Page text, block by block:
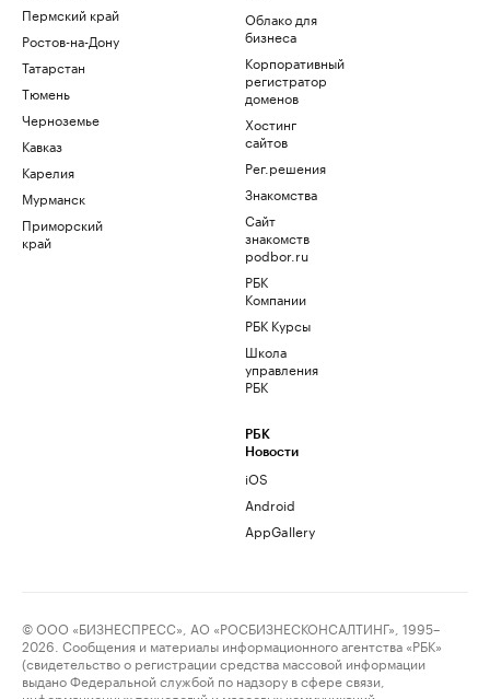
Пермский край
Ростов-на-Дону
Татарстан
Тюмень
Черноземье
Кавказ
Карелия
Мурманск
Приморский
край
Облако для
бизнеса
Корпоративный
регистратор
доменов
Хостинг
сайтов
Рег.решения
Знакомства
Сайт
знакомств
podbor.ru
РБК
Компании
РБК Курсы
Школа
управления
РБК
РБК
Новости
iOS
Android
AppGallery
© ООО «БИЗНЕСПРЕСС», АО «РОСБИЗНЕСКОНСАЛТИНГ», 1995–
2026. Сообщения и материалы информационного агентства «РБК»
(свидетельство о регистрации средства массовой информации
выдано Федеральной службой по надзору в сфере связи,